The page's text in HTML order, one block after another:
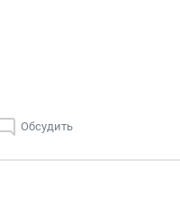
Обсудить